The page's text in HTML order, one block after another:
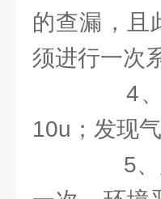
的查漏，且
须进行一次
4、
10u；发现
5、定